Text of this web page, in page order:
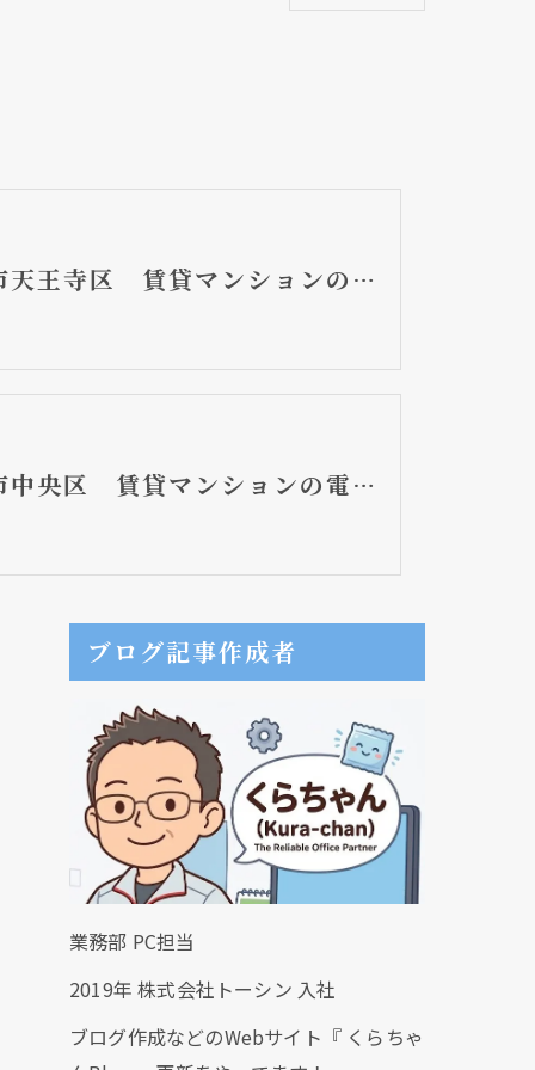
大阪市天王寺区 賃貸マンションの水漏れ修理工事 三菱電気温水器
大阪市中央区 賃貸マンションの電気温水器取替工事 オール電化
ブログ記事作成者
業務部 PC担当
2019年 株式会社トーシン 入社
ブログ作成などのWebサイト『 くらちゃ